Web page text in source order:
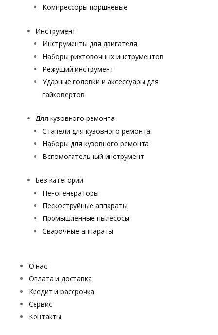
Компрессоры поршневые
Инструмент
Инструменты для двигателя
Наборы рихтовочных инструментов
Режущий инструмент
Ударные головки и аксессуары для
гайковертов
Для кузовного ремонта
Стапели для кузовного ремонта
Наборы для кузовного ремонта
Вспомогательный инструмент
Без категории
Пеногенераторы
Пескоструйные аппараты
Промышленные пылесосы
Сварочные аппараты
О нас
Оплата и доставка
Кредит и рассрочка
Сервис
Контакты